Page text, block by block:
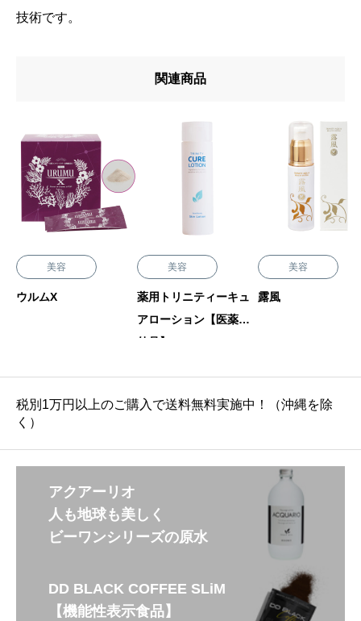
技術です。
関連商品
美容
ウルムX
美容
薬用トリニティーキュ
アローション【医薬部
外品】
美容
露風
税別1万円以上のご購入で送料無料実施中！（沖縄を除
く）
アクアーリオ
人も地球も美しく
ビーワンシリーズの原水
DD BLACK COFFEE SLiM
【機能性表示食品】